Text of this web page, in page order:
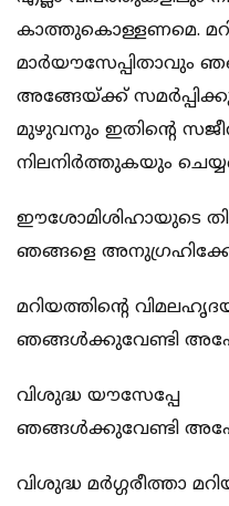
കാത്തുകൊള്ളണമെ.
മാര്‍യൗസേപ്പിതാവും
അങ്ങേയ്ക്ക്
മുഴുവനും ഇതിന്റെ
നിലനിര്‍ത്തുകയും
ഈശോമിശിഹായുടെ
ഞങ്ങളെ
മറിയത്തിന്റെ
ഞങ്ങള്‍ക്കുവേണ്ടി
വിശുദ്ധ യൗസേപ്പേ
ഞങ്ങള്‍ക്കുവേണ്ടി
വിശുദ്ധ മര്‍ഗ്ഗരീത്താ